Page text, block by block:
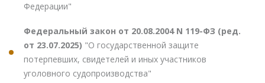
Федерации"
Федеральный закон от 20.08.2004 N 119-ФЗ (ред.
от 23.07.2025) "О государственной защите
потерпевших, свидетелей и иных участников
уголовного судопроизводства"